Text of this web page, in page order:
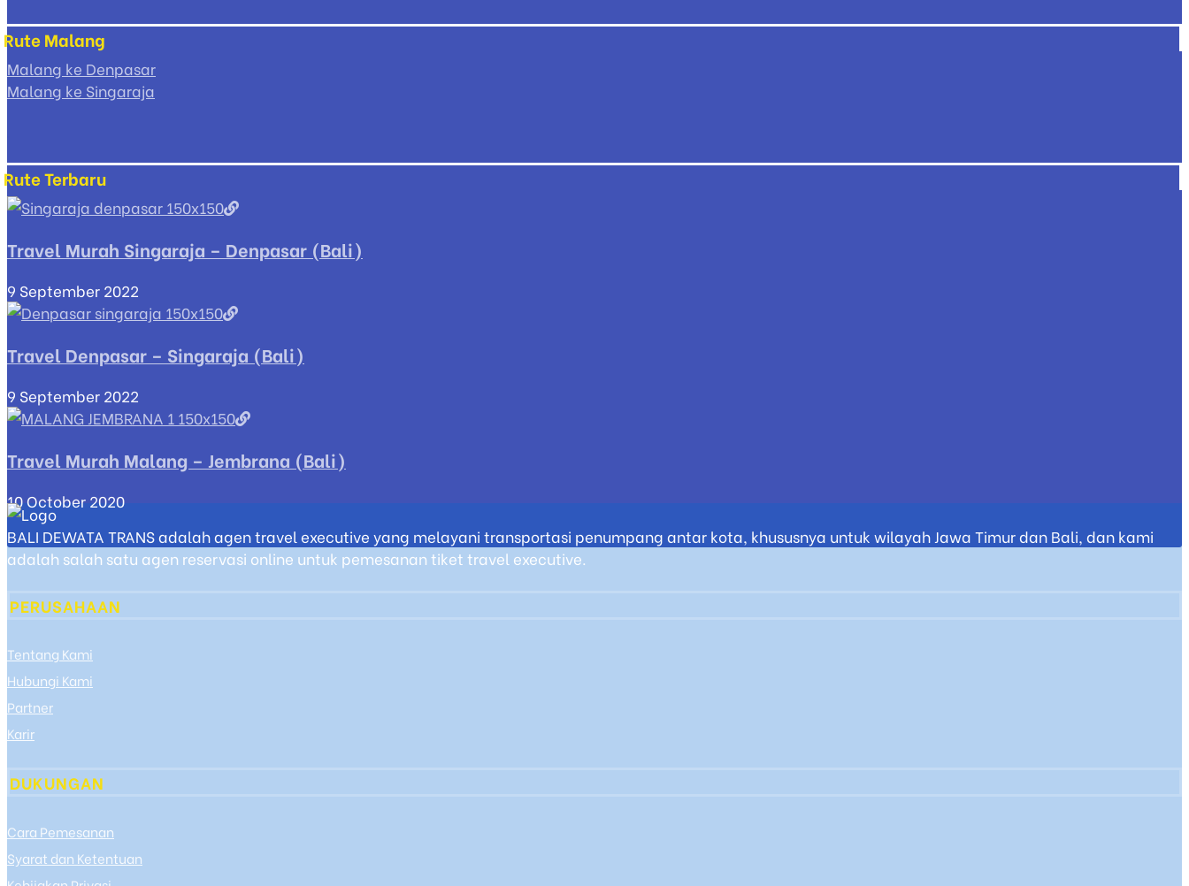
Rute Malang
Malang ke Denpasar
Malang ke Singaraja
Rute Terbaru
Travel Murah Singaraja – Denpasar (Bali)
9 September 2022
Travel Denpasar – Singaraja (Bali)
9 September 2022
Travel Murah Malang – Jembrana (Bali)
10 October 2020
BALI DEWATA TRANS adalah agen travel executive yang melayani transportasi penumpang antar kota, khususnya untuk wilayah Jawa Timur dan Bali, dan kami
adalah salah satu agen reservasi online untuk pemesanan tiket travel executive.
PERUSAHAAN
Tentang Kami
Hubungi Kami
Partner
Karir
DUKUNGAN
Cara Pemesanan
Syarat dan Ketentuan